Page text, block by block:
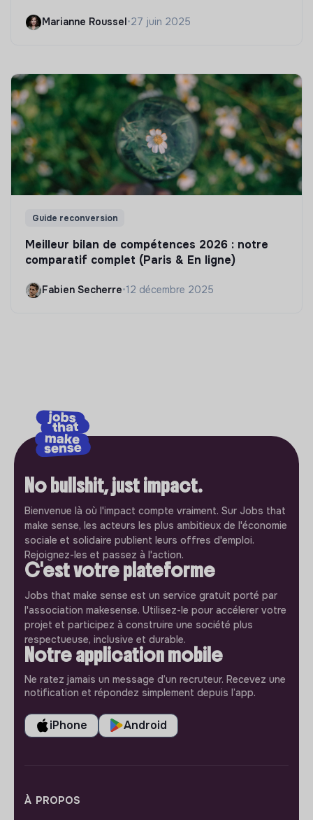
Marianne Roussel •27 juin 2025
Guide reconversion
Meilleur bilan de compétences 2026 : notre
comparatif complet (Paris & En ligne)
Fabien Secherre•12 décembre 2025
No bullshit, just impact.
Bienvenue là où l'impact compte vraiment. Sur Jobs that
make sense, les acteurs les plus ambitieux de l'économie
sociale et solidaire publient leurs offres d'emploi.
Rejoignez-les et passez à l'action.
C'est votre plateforme
Jobs that make sense est un service gratuit porté par
l'association makesense. Utilisez-le pour accélerer votre
projet et participez à construire une société plus
respectueuse, inclusive et durable.
Notre application mobile
Ne ratez jamais un message d’un recruteur. Recevez une
notification et répondez simplement depuis l’app.
iPhone Android
À PROPOS